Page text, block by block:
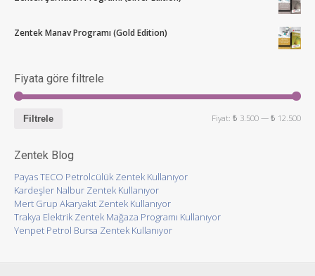
Zentek Manav Programı (Gold Edition)
Fiyata göre filtrele
Filtrele Fiyat: ₺ 3.500 — ₺ 12.500
Zentek Blog
Payas TECO Petrolcülük Zentek Kullanıyor
Kardeşler Nalbur Zentek Kullanıyor
Mert Grup Akaryakıt Zentek Kullanıyor
Trakya Elektrik Zentek Mağaza Programı Kullanıyor
Yenpet Petrol Bursa Zentek Kullanıyor